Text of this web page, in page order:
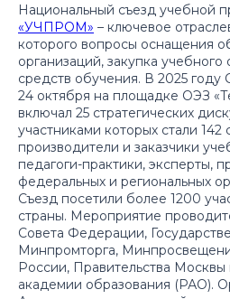
Национальный съезд учебной
«УЧПРОМ» – ключевое
которого вопросы оснащения
организаций, закупка
средств обучения. В 2025 году
24 октября на площадке ОЭЗ
включал 25 стратегических
участниками которых стали 142
производители и заказчики
педагоги-практики, эксперты,
федеральных и региональных
Съезд посетили более 1200
страны. Мероприятие
Совета Федерации,
Минпромторга,
России, Правительства
академии образования (РАО).